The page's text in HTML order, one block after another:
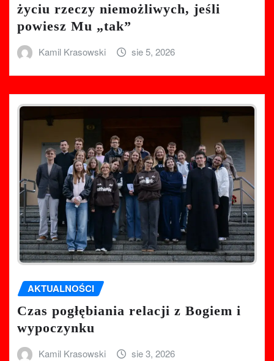
życiu rzeczy niemożliwych, jeśli
powiesz Mu „tak”
Kamil Krasowski sie 5, 2026
AKTUALNOŚCI
Czas pogłębiania relacji z Bogiem i
wypoczynku
Kamil Krasowski sie 3, 2026